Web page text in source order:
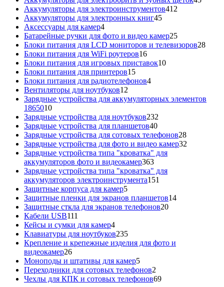
Аккумуляторы для электроинструментов412
Аккумуляторы для электронных книг4545
Аксессуары для камер44
товара
Батарейные ручки для фото и видео камер2525
товаров
Блоки питания для LCD мониторов и телевизоров2828
Блоки питания для WiFi роутеров1616
товаров
Блоки питания для игровых приставок1010
Блоки питания для принтеров1515
товаров
Блоки питания для радиотелефонов44
Вентиляторы для ноутбуков12
товаров
Зарядные устройства для аккумуляторных элементов
186501010
товаров
Зарядные устройства для ноутбуков232
Зарядные устройства для планшетов4040
товаров
Зарядные устройства для сотовых телефонов2828
товаров
Зарядные устройства для фото и видео камер32
Зарядные устройства типа "кроватка" для
аккумуляторов фото и видеокамер363363
товара
Зарядные устройства типа "кроватка" для
аккумуляторов электроинструмента151
Защитные корпуса для камер55
товаров
Защитные пленки для экранов планшетов1414
Защитные сткла для экранов телефонов2020
Кабели USB111
товаров
Кейсы и сумки для камер44
товара
Клавиатуры для ноутбуков235235
товаров
Крепление и крепежные изделия для фото и
видеокамер2626
товаров
Моноподы и штативы для камер55
товаров
Переходники для сотовых телефонов2
товара
Чехлы для КПК и сотовых телефонов6969